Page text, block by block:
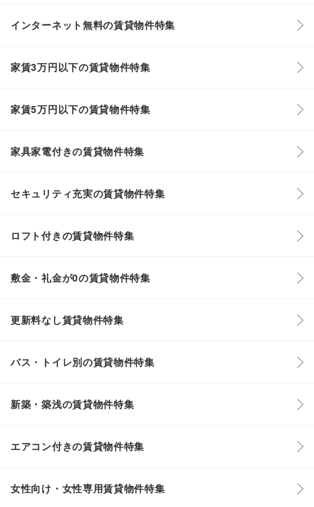
インターネット無料の賃貸物件特集
家賃3万円以下の賃貸物件特集
家賃5万円以下の賃貸物件特集
家具家電付きの賃貸物件特集
セキュリティ充実の賃貸物件特集
ロフト付きの賃貸物件特集
敷金・礼金が0の賃貸物件特集
更新料なし賃貸物件特集
バス・トイレ別の賃貸物件特集
新築・築浅の賃貸物件特集
エアコン付きの賃貸物件特集
女性向け・女性専用賃貸物件特集